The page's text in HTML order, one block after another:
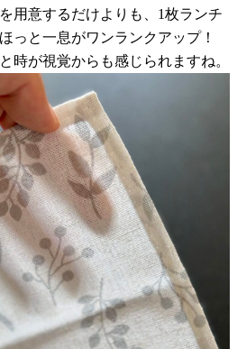
用意するだけよりも、1枚ランチ
っと一息がワンランクアップ！
時が視覚からも感じられますね。